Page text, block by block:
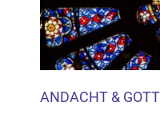
Reichweitenmessung
Näheres s.zur
Hier können Sie
Einstellungen
ANDACHT &